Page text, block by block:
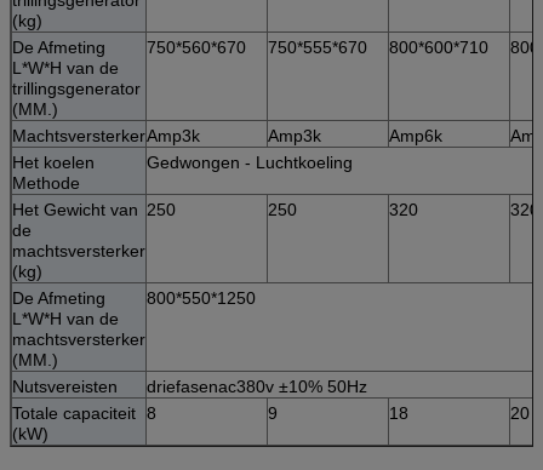
(kg)
De Afmeting
L*W*H van de
trillingsgenerator
(MM.)
750*560*670 750*555*670 800*600*710
MachtsversterkerAmp3k Amp3k Amp6k
Het koelen
Methode
Gedwongen - Luchtkoeling
Het Gewicht van
de
machtsversterker
(kg)
250 250 320 320
De Afmeting
L*W*H van de
machtsversterker
(MM.)
800*550*1250
Nutsvereisten
driefasenac380v ±10% 50Hz
Totale capaciteit
(kW)
8 9 18 20